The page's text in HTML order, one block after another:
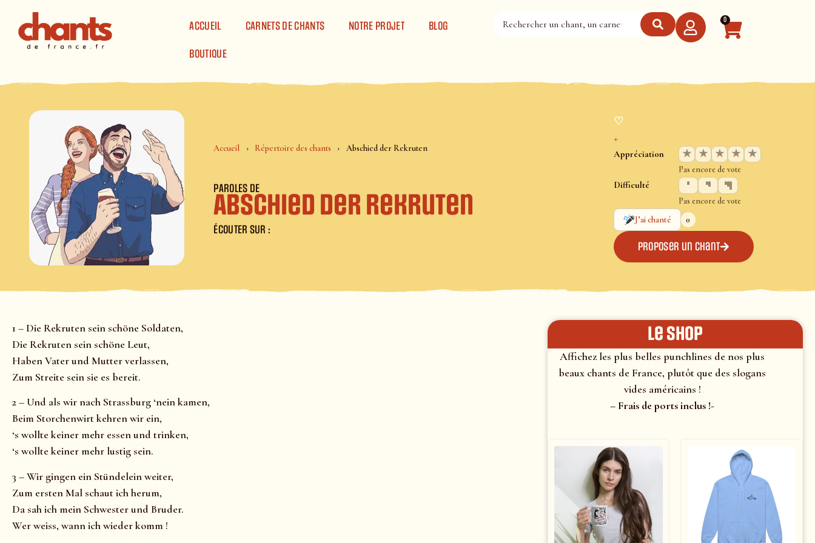
ACCUEIL
CARNETS DE CHANTS NOTRE PROJET BLOG
BOUTIQUE
0
Accueil Répertoire des chants Abschied der Rekruten
PAROLES DE
Abschied der Rekruten
ÉCOUTER SUR :
♡
+
Appréciation ★ ★ ★ ★ ★
Pas encore de vote
Difficulté
Pas encore de vote
J’ai chanté
0
Proposer un chant
1 – Die Rekruten sein schöne Soldaten,
Die Rekruten sein schöne Leut,
Haben Vater und Mutter verlassen,
Zum Streite sein sie es bereit.
2 – Und als wir nach Strassburg ‘nein kamen,
Beim Storchenwirt kehren wir ein,
‘s wollte keiner mehr essen und trinken,
‘s wollte keiner mehr lustig sein.
3 – Wir gingen ein Stündelein weiter,
Zum ersten Mal schaut ich herum,
Da sah ich mein Schwester und Bruder.
Wer weiss, wann ich wieder komm !
le shop
Affichez les plus belles punchlines de nos plus
beaux chants de France, plutôt que des slogans
vides américains !
– Frais de ports inclus !-